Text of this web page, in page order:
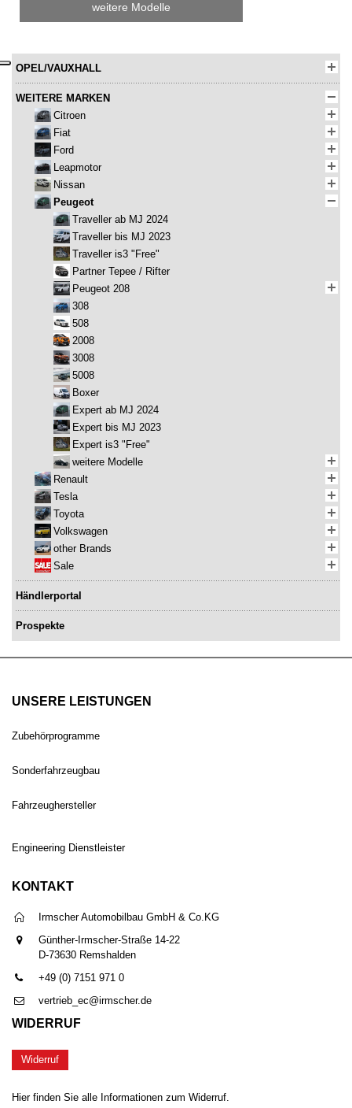
weitere Modelle
OPEL/VAUXHALL
WEITERE MARKEN
Citroen
Fiat
Ford
Leapmotor
Nissan
Peugeot
Traveller ab MJ 2024
Traveller bis MJ 2023
Traveller is3 "Free"
Partner Tepee / Rifter
Peugeot 208
308
508
2008
3008
5008
Boxer
Expert ab MJ 2024
Expert bis MJ 2023
Expert is3 "Free"
weitere Modelle
Renault
Tesla
Toyota
Volkswagen
other Brands
Sale
Händlerportal
Prospekte
UNSERE LEISTUNGEN
Zubehörprogramme
Sonderfahrzeugbau
Fahrzeughersteller
Engineering Dienstleister
KONTAKT
Irmscher Automobilbau GmbH & Co.KG
Günther-Irmscher-Straße 14-22
D-73630 Remshalden
+49 (0) 7151 971 0
vertrieb_ec@irmscher.de
WIDERRUF
Widerruf
Hier finden Sie alle Informationen zum Widerruf.